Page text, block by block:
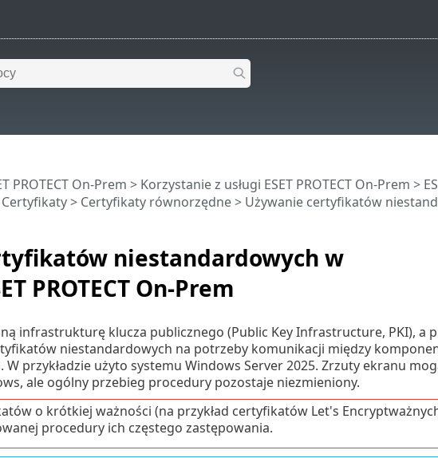
niestandardowych w
PROTECT On-Prem
PROTECT On-Prem > Korzystanie z usługi ESET PROTECT On-Prem >
Certyfikaty> Certyfikaty równorzędne> Używanie certyfikatów
infrastrukturę klucza publicznego (Public Key Infrastructure, PKI), a
niestandardowych na potrzeby komunikacji między
W przykładzie użyto systemu Windows Server 2025. Zrzuty ekranu
ale ogólny przebieg procedury pozostaje niezmieniony.
o krótkiej ważności (na przykład certyfikatów Let's
procedury ich częstego zastępowania.